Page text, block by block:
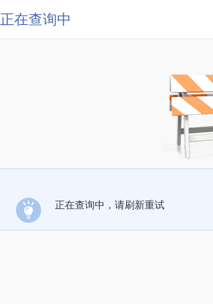
正在查询中
正在查询中，请刷新重试